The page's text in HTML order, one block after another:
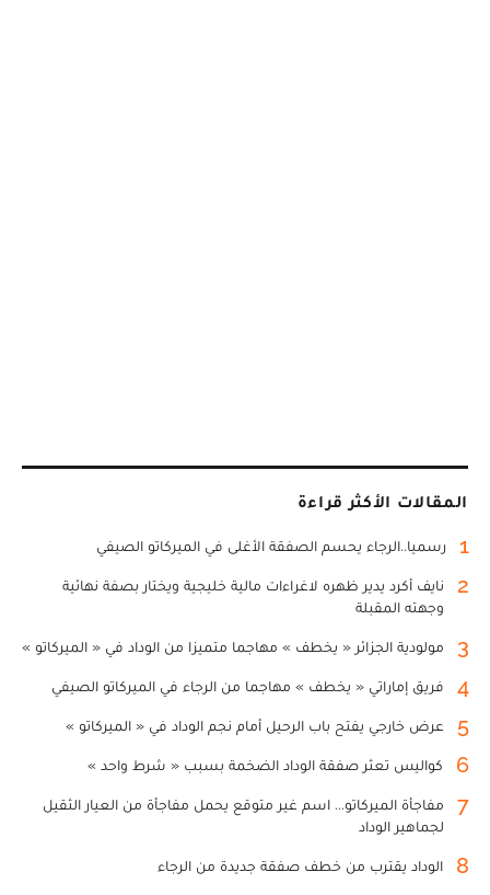
المقالات الأكثر قراءة
1 رسميا..الرجاء يحسم الصفقة الأغلى في الميركاتو الصيفي
2
نايف أكرد يدير ظهره لاغراءات مالية خليجية ويختار بصفة نهائية
وجهته المقبلة
3 مولودية الجزائر « يخطف » مهاجما متميزا من الوداد في « الميركاتو »
4 فريق إماراتي « يخطف » مهاجما من الرجاء في الميركاتو الصيفي
5 عرض خارجي يفتح باب الرحيل أمام نجم الوداد في « الميركاتو »
6 كواليس تعثر صفقة الوداد الضخمة بسبب « شرط واحد »
7
مفاجأة الميركاتو... اسم غير متوقع يحمل مفاجأة من العيار الثقيل
لجماهير الوداد
8 الوداد يقترب من خطف صفقة جديدة من الرجاء